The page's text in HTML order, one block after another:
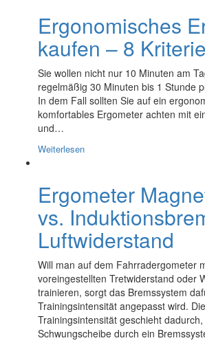
Ergonomisches
kaufen – 8
Sie wollen nicht nur 10 Minuten am
regelmäßig 30 Minuten bis 1 Stunde
In dem Fall sollten Sie auf ein
komfortables Ergometer achten mit
und…
Weiterlesen
Ergometer
vs.
Luftwiderstand
Will man auf dem Fahrradergometer
voreingestellten Tretwiderstand oder
trainieren, sorgt das Bremssystem
Trainingsintensität angepasst wird.
Trainingsintensität geschieht
Schwungscheibe durch ein